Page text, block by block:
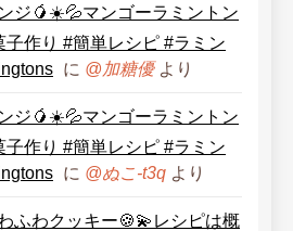
ジ🥭☀️💦マンゴーラミントン
作り #簡単レシピ #ラミン
に @加糖優より
ジ🥭☀️💦マンゴーラミントン
作り #簡単レシピ #ラミン
に @ぬこ-t3q より
ふわクッキー🍪💫レシピは概